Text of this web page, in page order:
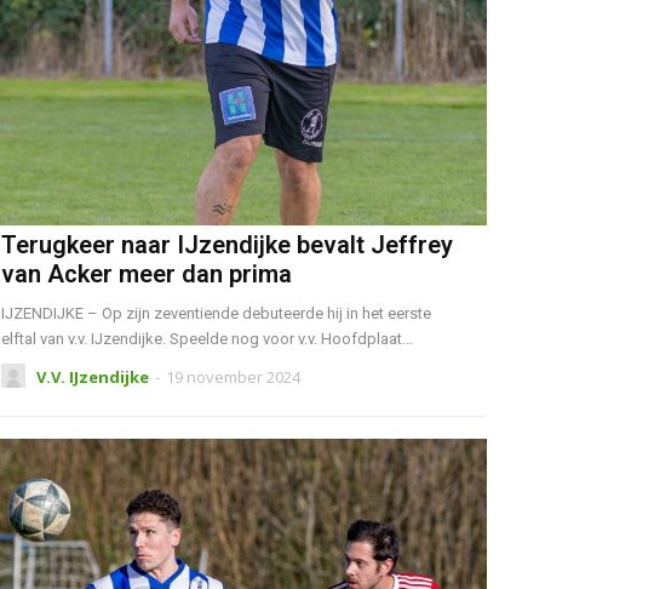
Terugkeer naar IJzendijke bevalt Jeffrey
van Acker meer dan prima
IJZENDIJKE – Op zijn zeventiende debuteerde hij in het eerste
elftal van v.v. IJzendijke. Speelde nog voor v.v. Hoofdplaat...
V.V. IJzendijke - 19 november 2024